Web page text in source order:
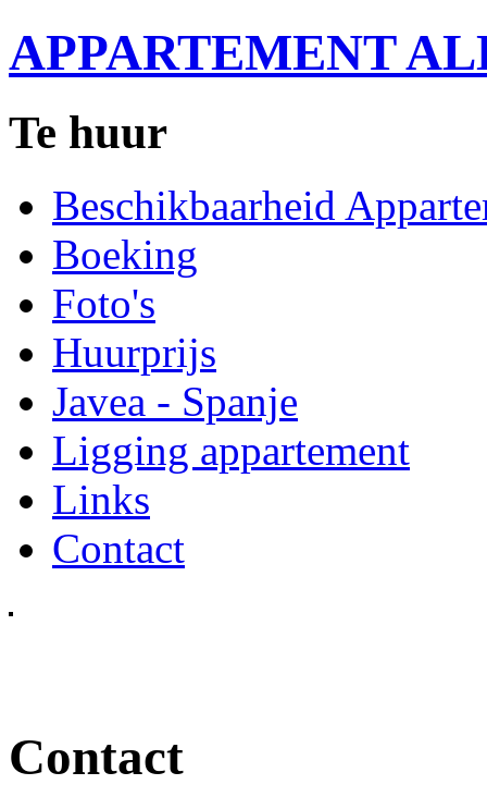
APPARTEMENT
Te huur
Beschikbaarheid
Boeking
Foto's
Huurprijs
Javea - Spanje
Ligging appartement
Links
Contact
Contact